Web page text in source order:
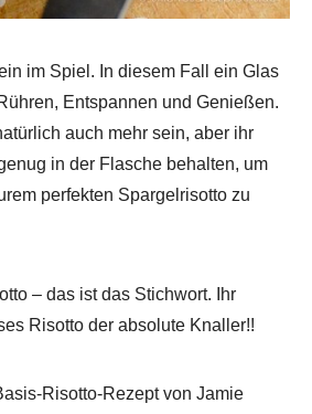
im Spiel. In diesem Fall ein Glas
Entspannen und Genießen.
auch mehr sein, aber ihr
in der Flasche behalten, um
perfekten Spargelrisotto zu
– das ist das Stichwort. Ihr
Risotto der absolute Knaller!!
Risotto-Rezept von Jamie